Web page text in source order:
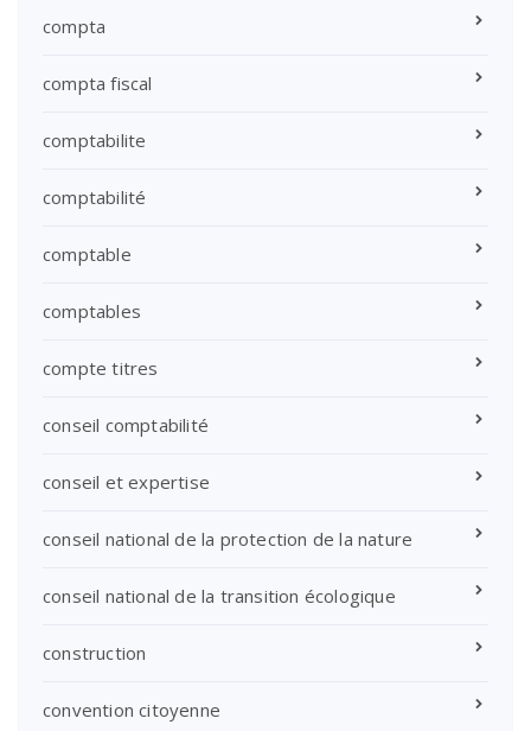
compta
compta fiscal
comptabilite
comptabilité
comptable
comptables
compte titres
conseil comptabilité
conseil et expertise
conseil national de la protection de la nature
conseil national de la transition écologique
construction
convention citoyenne